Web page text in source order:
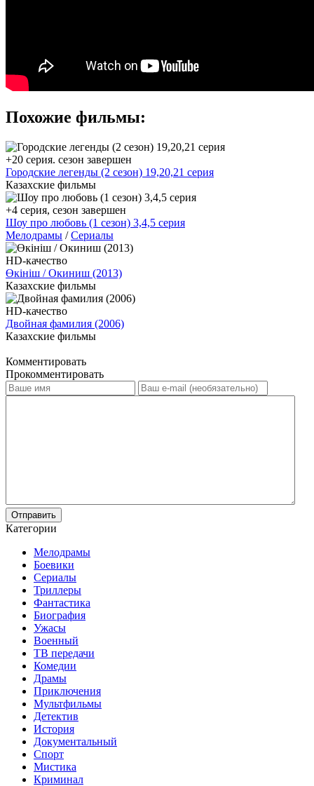
Похожие фильмы:
+20 серия. сезон завершен
Городские легенды (2 сезон) 19,20,21 серия
Казахские фильмы
+4 серия, сезон завершен
Шоу про любовь (1 сезон) 3,4,5 серия
Мелодрамы /Сериалы
HD-качество
Өкініш / Окиниш (2013)
Казахские фильмы
HD-качество
Двойная фамилия (2006)
Казахские фильмы
Комментировать
Прокомментировать
Отправить
Категории
Мелодрамы
Боевики
Сериалы
Триллеры
Фантастика
Биография
Ужасы
Военный
ТВ передачи
Комедии
Драмы
Приключения
Мультфильмы
Детектив
История
Документальный
Спорт
Мистика
Криминал